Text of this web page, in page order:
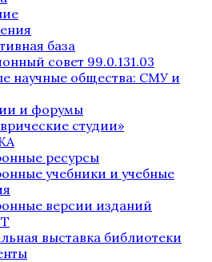
база
совет 99.0.131.03
научные общества: СМУ и
и форумы
студии»
ресурсы
учебники и учебные
версии изданий
выставка библиотеки